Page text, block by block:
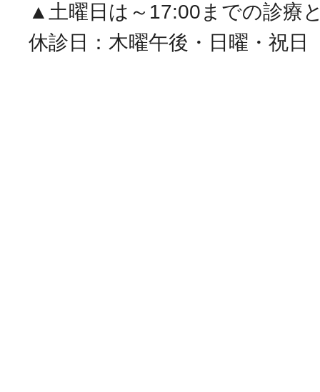
▲土曜日は～17:00までの診療
休診日：木曜午後・日曜・祝日